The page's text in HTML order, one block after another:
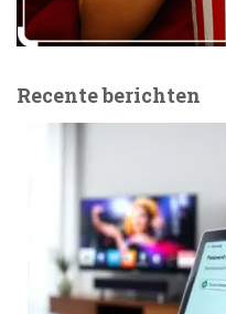
Recente berichten